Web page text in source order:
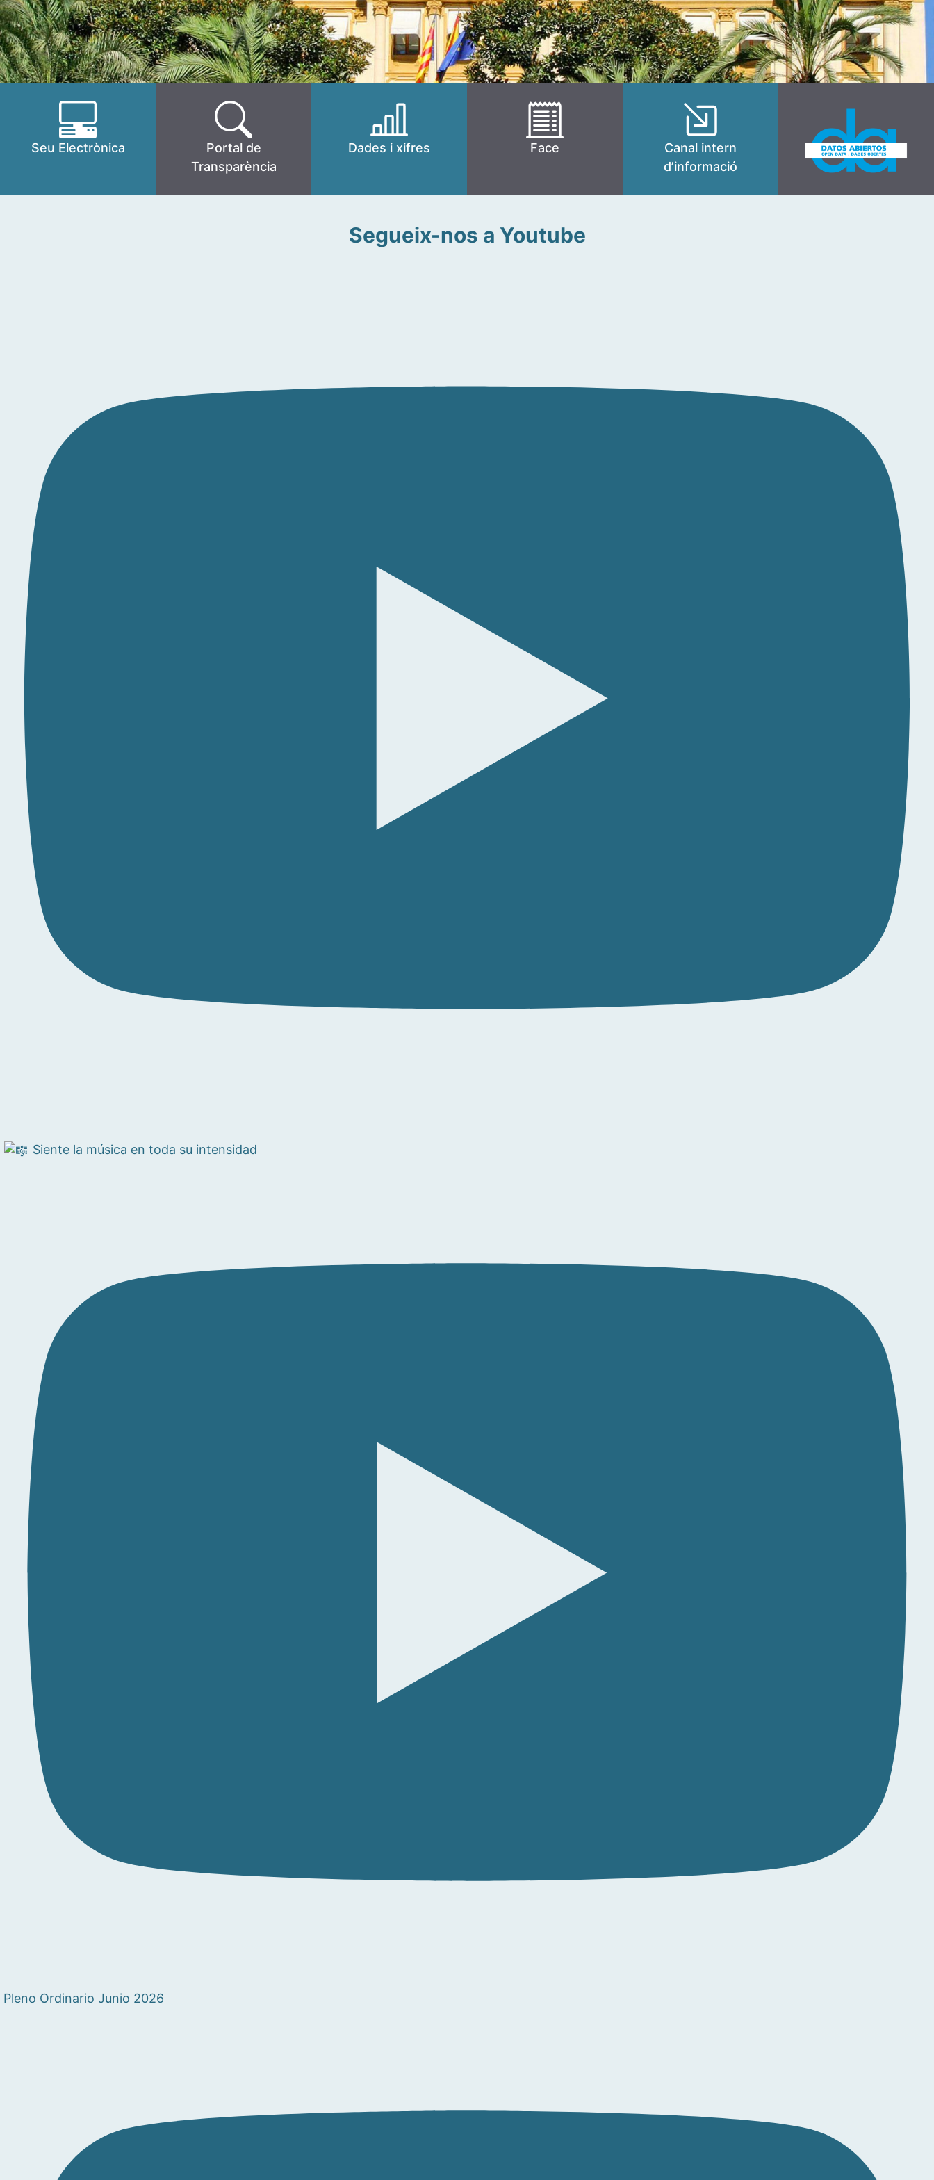
Seu Electrònica
Portal de
Transparència
Dades i xifres Face
Canal intern
d’informació
Segueix-nos a Youtube
Siente la música en toda su intensidad
Pleno Ordinario Junio 2026